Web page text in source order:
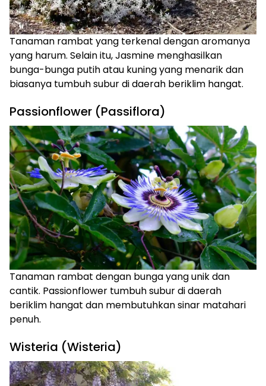
Tanaman rambat yang terkenal dengan aromanya
yang harum. Selain itu, Jasmine menghasilkan
bunga-bunga putih atau kuning yang menarik dan
biasanya tumbuh subur di daerah beriklim hangat.
Passionflower (Passiflora)
Tanaman rambat dengan bunga yang unik dan
cantik. Passionflower tumbuh subur di daerah
beriklim hangat dan membutuhkan sinar matahari
penuh.
Wisteria (Wisteria)